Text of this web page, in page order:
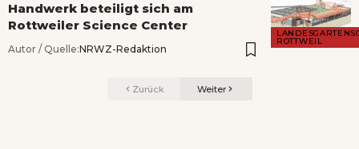
ROTTWEIL
Handwerk beteiligt sich am
Rottweiler Science Center
Autor / Quelle:NRWZ-Redaktion
Zurück Weiter